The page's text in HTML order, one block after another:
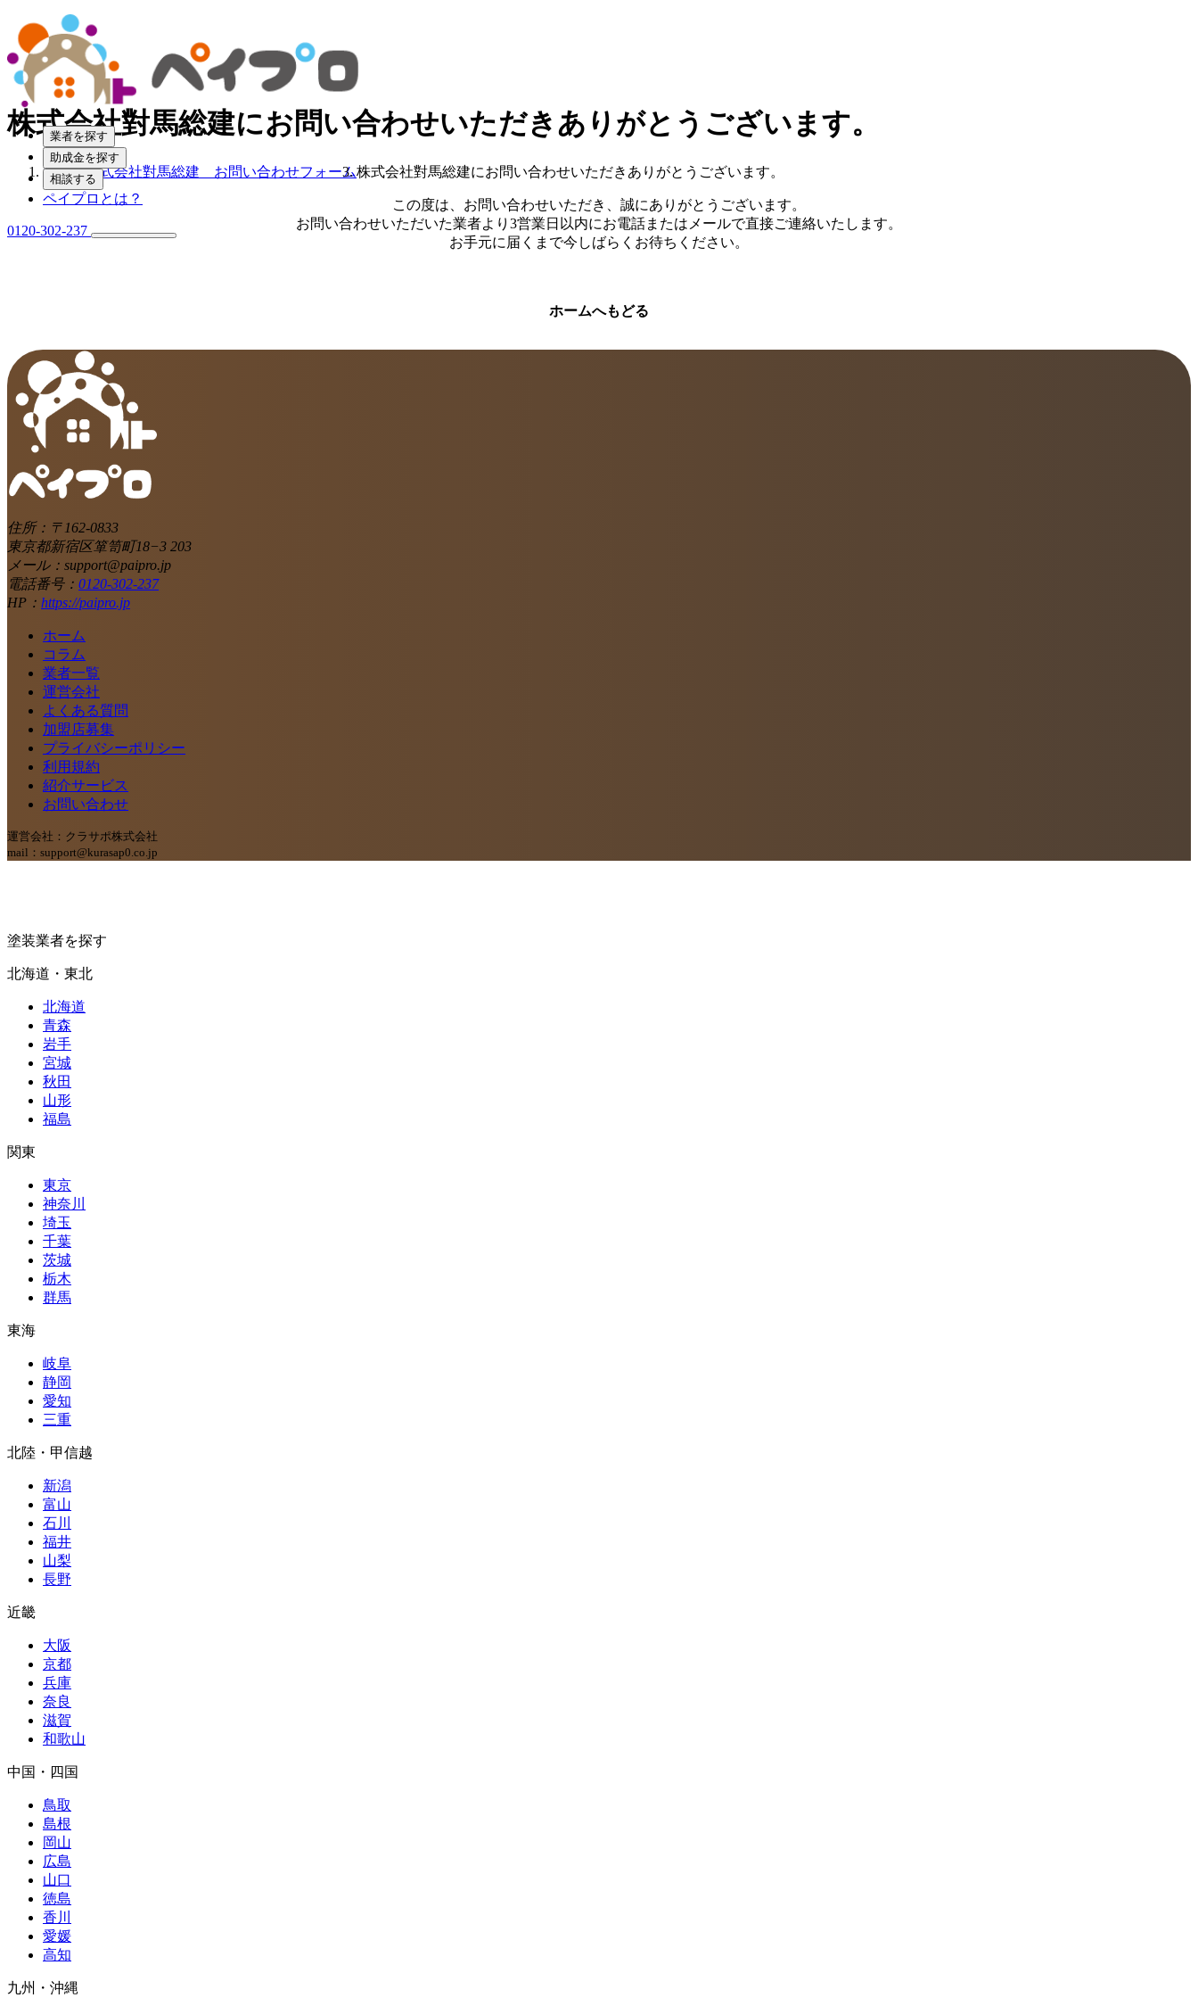
業者を探す
助成金を探す
相談する
ペイプロとは？
0120-302-237
株式会社對馬総建にお問い合わせいただきありがとうございます。
ホーム株式会社對馬総建 お問い合わせフォーム株式会社對馬総建にお問い合わせいただきありがとうございます。
この度は、お問い合わせいただき、誠にありがとうございます。
お問い合わせいただいた業者より3営業日以内にお電話またはメールで直接ご連絡いたします。
お手元に届くまで今しばらくお待ちください。
ホームへもどる
住所：〒162-0833
東京都新宿区箪笥町18−3 203
メール：support@paipro.jp
電話番号： 0120-302-237
HP： https://paipro.jp
ホーム
コラム
業者一覧
運営会社
よくある質問
加盟店募集
プライバシーポリシー
利用規約
紹介サービス
お問い合わせ
運営会社：クラサポ株式会社
mail：support@kurasap0.co.jp
塗装業者を探す
北海道・東北
北海道
青森
岩手
宮城
秋田
山形
福島
関東
東京
神奈川
埼玉
千葉
茨城
栃木
群馬
東海
岐阜
静岡
愛知
三重
北陸・甲信越
新潟
富山
石川
福井
山梨
長野
近畿
大阪
京都
兵庫
奈良
滋賀
和歌山
中国・四国
鳥取
島根
岡山
広島
山口
徳島
香川
愛媛
高知
九州・沖縄